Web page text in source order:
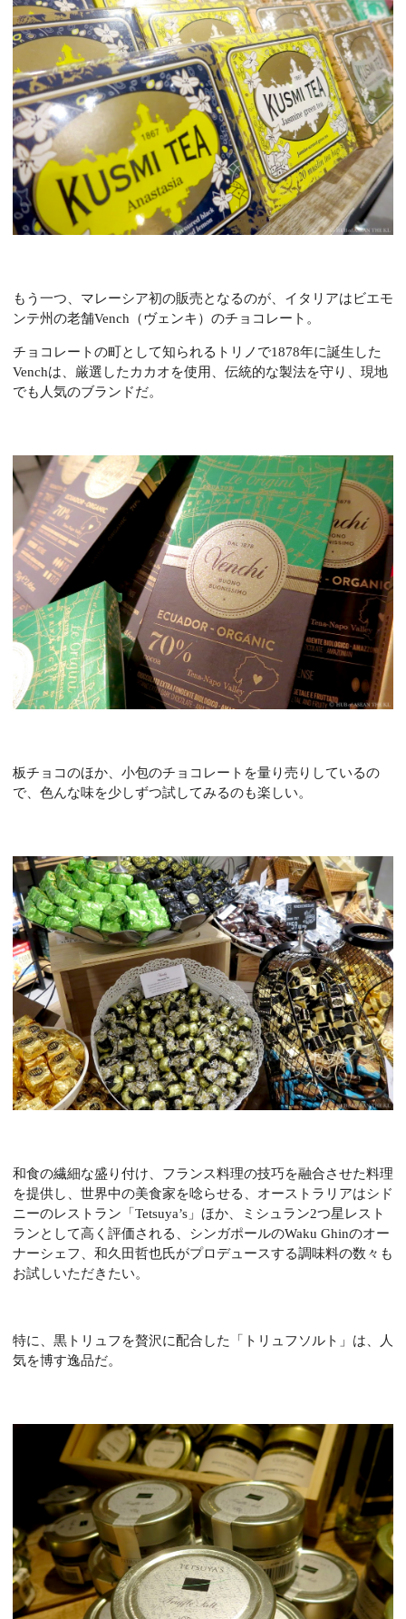
もう一つ、マレーシア初の販売となるのが、イタリアはビエモ
ンテ州の老舗Vench （ヴェンキ）のチョコレート。
チョコレートの町として知られるトリノで1878年に誕生した
Venchは、厳選したカカオを使用、伝統的な製法を守り、現地
でも人気のブランドだ。
板チョコのほか、小包のチョコレートを量り売りしているの
で、色んな味を少しずつ試してみるのも楽しい。
和食の繊細な盛り付け、フランス料理の技巧を融合させた料理
を提供し、世界中の美食家を唸らせる、オーストラリアはシド
ニーのレストラン「 Tetsuya’s 」ほか、ミシュラン2つ星レスト
ランとして高く評価される、シンガポールのWaku Ghinのオー
ナーシェフ、和久田哲也氏がプロデュースする調味料の数々も
お試しいただきたい。
特に、黒トリュフを贅沢に配合した「トリュフソルト」は、人
気を博す逸品だ。